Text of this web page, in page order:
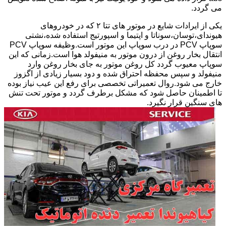
می گردد.
یکی از ایرادات شایع در موتور های تتا ۲ که در خودروهای
هیوندای،توسان،سوناتا و اپتیما و اسپورتیج استفاده شده،نشتی
سوپاپ PCV در درب سوپاپ این موتور است.وظیفه سوپاپ PCV
انتقال بخار روغن از درون موتور به منیفولد هوا است.زمانی که این
سوپاپ معیوب گردد کل روغن موتور به جای بخار روغن وارد
منیفولد و سپس محفظه احتراق شده و دود بسیار زیادی از اگزوز
خارج می شود.روال تعمیراتی تخصصی برای رفع این عیب نیاز بوده
تا اطمینان حاصل شود که مشکل برطرف گردد و موتور تحت تنش
های سنگین قرار نگیرد.